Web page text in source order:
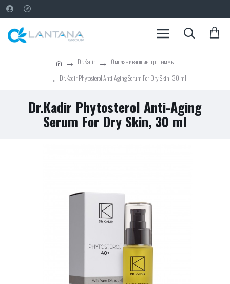
Dr.Kadir
Омолаживающие программы
Dr.Kadir Phytosterol Anti-Aging Serum For Dry Skin, 30 ml
Dr.Kadir Phytosterol Anti-Aging
Serum For Dry Skin, 30 ml